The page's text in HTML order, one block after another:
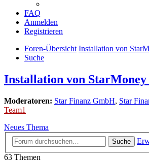
FAQ
Anmelden
Registrieren
Foren-Übersicht Installation von
Suche
Installation von StarMoney
Moderatoren: Star Finanz GmbH, Star
Team1
Neues Thema
Suche
63 Themen